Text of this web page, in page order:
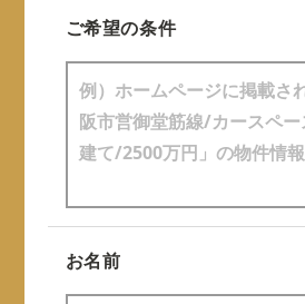
ご希望の条件
お名前